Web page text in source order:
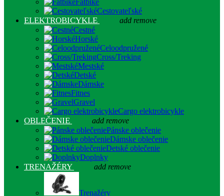
Fatbike
Cestovateľské
ELEKTROBICYKLE add remove
Cestné
Horské
Celoodpružené
Cross/Treking
Mestské
Detské
Dámske
Fitnes
Gravel
Cargo elektrobicykle
OBLEČENIE add remove
Pánske oblečenie
Dámske oblečenie
Detské oblečenie
Doplnky
TRENAŽÉRY add remove
Trenažéry